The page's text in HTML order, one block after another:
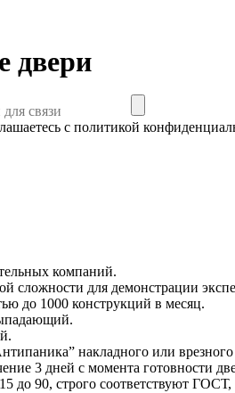
двери
с политикой
компаний.
сложности для демонстрации
до 1000 конструкций в месяц.
накладного или
3 дней с момента готовности
до 90, строго соответствуют